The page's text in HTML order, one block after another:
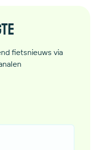
fietsnieuws via